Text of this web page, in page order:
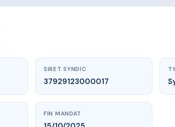
SIRET SYNDIC
37929123000017
FIN MANDAT